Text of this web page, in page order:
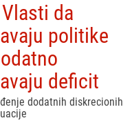
da
politike
deficit
dodatnih diskrecionih